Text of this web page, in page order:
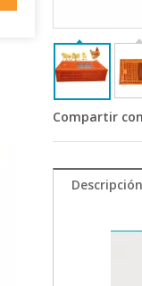
Compartir